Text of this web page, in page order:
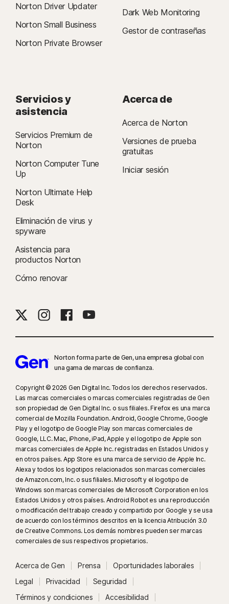
Norton Driver Updater
Norton Small Business
Norton Private Browser
Dark Web Monitoring
Gestor de contraseñas
Servicios y
asistencia
Servicios Premium de
Norton
Norton Computer Tune
Up
Norton Ultimate Help
Desk
Eliminación de virus y
spyware
Asistencia para
productos Norton
Cómo renovar
Acerca de
Acerca de Norton
Versiones de prueba
gratuitas
Iniciar sesión
Norton forma parte de Gen, una empresa global con
una gama de marcas de confianza.
Copyright © 2026 Gen Digital Inc. Todos los derechos reservados.
Las marcas comerciales o marcas comerciales registradas de Gen
son propiedad de Gen Digital Inc. o sus filiales. Firefox es una marca
comercial de Mozilla Foundation. Android, Google Chrome, Google
Play y el logotipo de Google Play son marcas comerciales de
Google, LLC. Mac, iPhone, iPad, Apple y el logotipo de Apple son
marcas comerciales de Apple Inc. registradas en Estados Unidos y
en otros países. App Store es una marca de servicio de Apple Inc.
Alexa y todos los logotipos relacionados son marcas comerciales
de Amazon.com, Inc. o sus filiales. Microsoft y el logotipo de
Windows son marcas comerciales de Microsoft Corporation en los
Estados Unidos y otros países. Android Robot es una reproducción
o modificación del trabajo creado y compartido por Google y se usa
de acuerdo con los términos descritos en la licencia Atribución 3.0
de Creative Commons. Los demás nombres pueden ser marcas
comerciales de sus respectivos propietarios.
Acerca de Gen Prensa
Oportunidades laborales
Legal
Privacidad
Seguridad
Términos y condiciones
Accesibilidad